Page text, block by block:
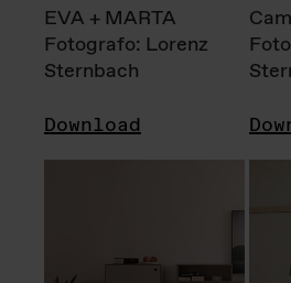
EVA + MARTA
Fotografo: Lorenz
Sternbach
Download